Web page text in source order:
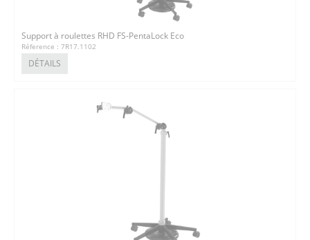
Support à roulettes RHD FS-PentaLock Eco
Réference : 7R17.1102
DÉTAILS